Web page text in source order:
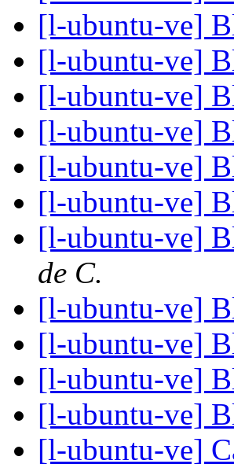
[l-ubuntu-ve]
[l-ubuntu-ve]
[l-ubuntu-ve]
[l-ubuntu-ve]
[l-ubuntu-ve]
[l-ubuntu-ve]
[l-ubuntu-ve]
de C.
[l-ubuntu-ve]
[l-ubuntu-ve]
[l-ubuntu-ve]
[l-ubuntu-ve]
[l-ubuntu-ve]